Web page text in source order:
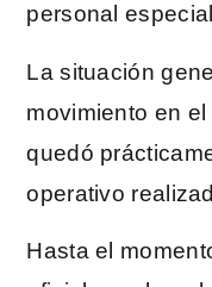
personal
La situación
movimiento en
quedó
operativo
Hasta el